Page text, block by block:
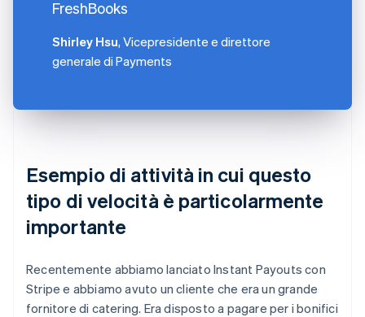
FreshBooks
Shirley Hsu, Vicepresidente e direttore
generale di Payments
Esempio di attività in cui questo
tipo di velocità è particolarmente
importante
Recentemente abbiamo lanciato Instant Payouts con
Stripe e abbiamo avuto un cliente che era un grande
fornitore di catering. Era disposto a pagare per i bonifici